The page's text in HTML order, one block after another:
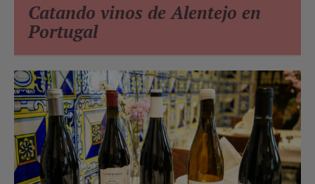
Catando vinos de Alentejo en
Portugal